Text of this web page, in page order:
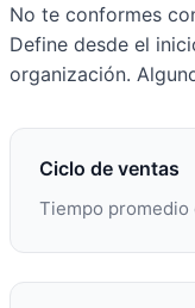
No te conformes
Define desde el
organización.
Ciclo de ventas
Tiempo promedio